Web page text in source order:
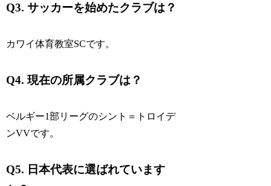
Q3. サッカーを始めたクラブは？
カワイ体育教室SCです。
Q4. 現在の所属クラブは？
ベルギー1部リーグのシント＝トロイデ
ンVVです。
Q5. 日本代表に選ばれています